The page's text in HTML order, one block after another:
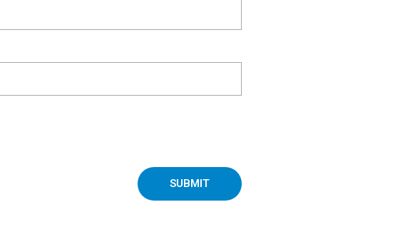
SUBMIT